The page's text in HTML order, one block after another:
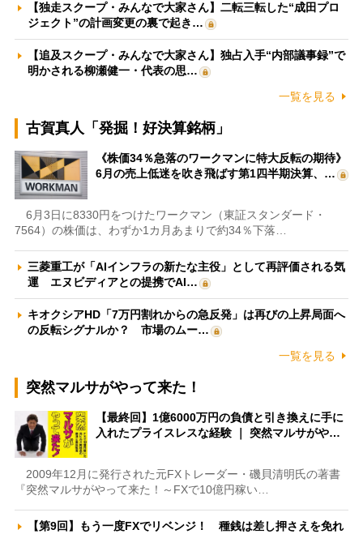
【独走スクープ・みんなで大家さん】二転三転した“成田プロ
ジェクト”の計画変更の裏で起き…
【追及スクープ・みんなで大家さん】独占入手“内部議事録”で
明かされる柳瀬健一・代表の思…
一覧を見る
古賀真人「発掘！好決算銘柄」
《株価34％急落のワークマンに特大反転の期待》
6月の売上低迷を吹き飛ばす第1四半期決算、…
6月3日に8330円をつけたワークマン（東証スタンダード・
7564）の株価は、わずか1カ月あまりで約34％下落…
三菱重工が「AIインフラの新たな主役」として再評価される気
運 エヌビディアとの提携でAI…
キオクシアHD「7万円割れからの急反発」は再びの上昇局面へ
の反転シグナルか？ 市場のムー…
一覧を見る
突然マルサがやって来た！
【最終回】1億6000万円の負債と引き換えに手に
入れたプライスレスな経験 ｜ 突然マルサがや…
2009年12月に発行された元FXトレーダー・磯貝清明氏の著書
『突然マルサがやって来た！～FXで10億円稼い…
【第9回】もう一度FXでリベンジ！ 種銭は差し押さえを免れ